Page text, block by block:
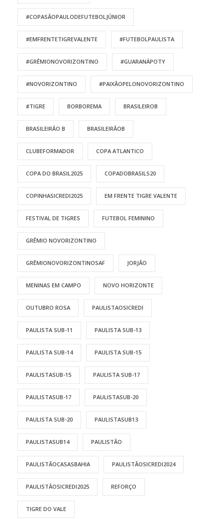
#COPASÃOPAULODEFUTEBOLJÚNIOR
#EMFRENTETIGREVALENTE #FUTEBOLPAULISTA
#GRÊMIONOVORIZONTINO #GUARANÁPOTY
#NOVORIZONTINO #PAIXÃOPELONOVORIZONTINO
#TIGRE BORBOREMA BRASILEIROB
BRASILEIRÃO B BRASILEIRÃOB
CLUBEFORMADOR COPA ATLANTICO
COPA DO BRASIL2025 COPADOBRASILS20
COPINHASICREDI2025 EM FRENTE TIGRE VALENTE
FESTIVAL DE TIGRES FUTEBOL FEMININO
GRÊMIO NOVORIZONTINO
GRÊMIONOVORIZONTINOSAF JORJÃO
MENINAS EM CAMPO NOVO HORIZONTE
OUTUBRO ROSA PAULISTAOSICREDI
PAULISTA SUB-11 PAULISTA SUB-13
PAULISTA SUB-14 PAULISTA SUB-15
PAULISTASUB-15 PAULISTA SUB-17
PAULISTASUB-17 PAULISTASUB-20
PAULISTA SUB-20 PAULISTASUB13
PAULISTASUB14 PAULISTÃO
PAULISTÃOCASASBAHIA PAULISTÃOSICREDI2024
PAULISTÃOSICREDI2025 REFORÇO
TIGRE DO VALE